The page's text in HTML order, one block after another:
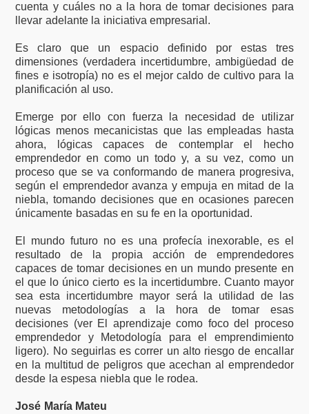
cuenta y cuáles no a la hora de tomar decisiones para
llevar adelante la iniciativa empresarial.
Es claro que un espacio definido por estas tres
dimensiones (verdadera incertidumbre, ambigüedad de
fines e isotropía) no es el mejor caldo de cultivo para la
planificación al uso.
Emerge por ello con fuerza la necesidad de utilizar
lógicas menos mecanicistas que las empleadas hasta
ahora, lógicas capaces de contemplar el hecho
emprendedor en como un todo y, a su vez, como un
proceso que se va conformando de manera progresiva,
según el emprendedor avanza y empuja en mitad de la
niebla, tomando decisiones que en ocasiones parecen
únicamente basadas en su fe en la oportunidad.
El mundo futuro no es una profecía inexorable, es el
resultado de la propia acción de emprendedores
capaces de tomar decisiones en un mundo presente en
el que lo único cierto es la incertidumbre. Cuanto mayor
sea esta incertidumbre mayor será la utilidad de las
nuevas metodologías a la hora de tomar esas
decisiones (ver El aprendizaje como foco del proceso
emprendedor y Metodología para el emprendimiento
ligero). No seguirlas es correr un alto riesgo de encallar
en la multitud de peligros que acechan al emprendedor
desde la espesa niebla que le rodea.
José María Mateu